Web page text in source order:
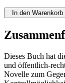
In den Warenkorb
Dieses Buch hat
und öffentlich-
Novelle zum